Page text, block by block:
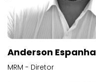
Anderson Espanha
MRM - Diretor